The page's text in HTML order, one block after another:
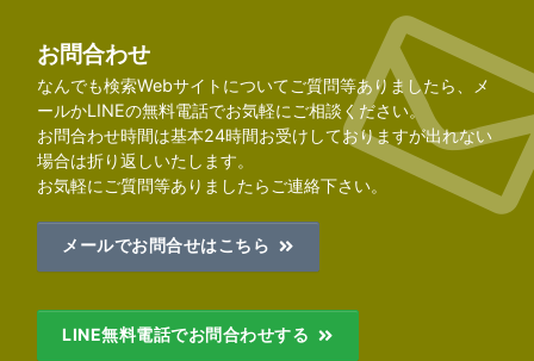
お問合わせ
なんでも検索Webサイトについてご質問等ありましたら、メ
ールかLINEの無料電話でお気軽にご相談ください。
お問合わせ時間は基本24時間お受けしておりますが出れない
場合は折り返しいたします。
お気軽にご質問等ありましたらご連絡下さい。
メールでお問合せはこちら
LINE無料電話でお問合わせする